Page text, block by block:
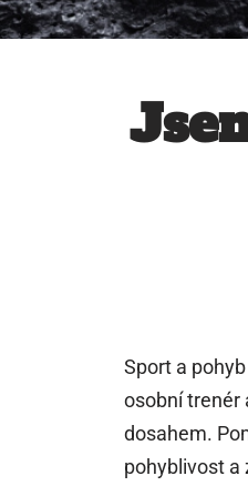
Sport a
osobní trenér
dosahem.
pohyblivost a